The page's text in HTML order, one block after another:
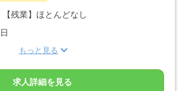
残業】ほとんどなし
もっと見る
求人詳細を見る